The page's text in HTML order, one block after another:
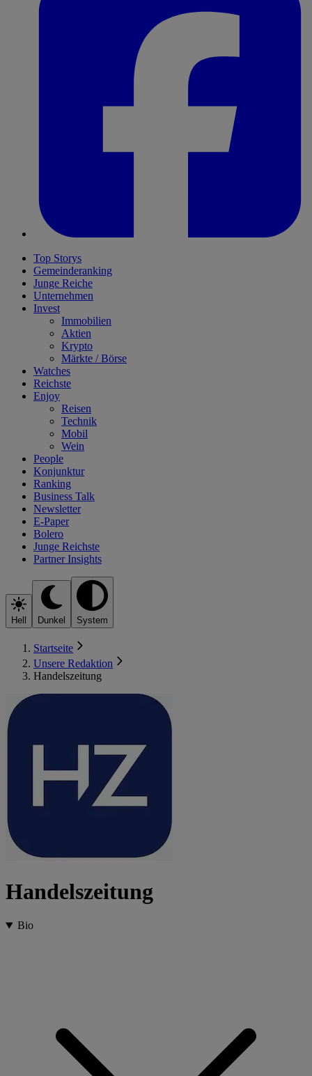
Top Storys
Gemeinderanking
Junge Reiche
Unternehmen
Invest
Immobilien
Aktien
Krypto
Märkte / Börse
Watches
Reichste
Enjoy
Reisen
Technik
Mobil
Wein
People
Konjunktur
Ranking
Business Talk
Newsletter
E-Paper
Bolero
Junge Reichste
Partner Insights
Hell Dunkel System
Startseite
Unsere Redaktion
Handelszeitung
Handelszeitung
Bio